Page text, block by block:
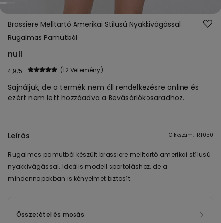
Brassiere Melltartó Amerikai Stílusú Nyakkivágással
Rugalmas Pamutból
null
4,9 12 Vélemény
Sajnáljuk, de a termék nem áll rendelkezésre online és
ezért nem lett hozzáadva a Bevásárlókosaradhoz.
Leírás Cikkszám: 1RT050
Rugalmas pamutból készült brassiere melltartó amerikai stílusú
nyakkivágással. Ideális modell sportoláshoz, de a
mindennapokban is kényelmet biztosít.
Összetétel és mosás